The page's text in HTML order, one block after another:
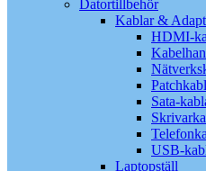
Datortillbehör
Kablar &
HDMI-
Sata-
USB-
Laptopställ